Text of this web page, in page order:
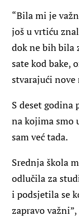
“Bila mi je
još u vrtiću
dok ne bih bila
sate kod bake,
stvarajući
S deset godina
na kojima smo
sam već tada.
Srednja škola
odlučila za
i podsjetila se
zapravo